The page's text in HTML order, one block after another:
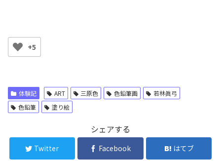
+5
体験記 ART 三原色 色鉛筆画
若林眞弓
色鉛筆
塗り絵
シェアする
Twitter Facebook はてブ